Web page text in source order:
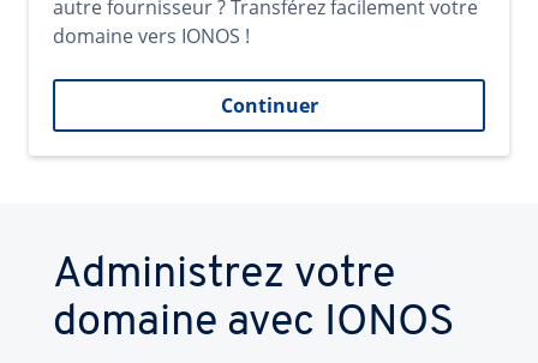
autre fournisseur ? Transférez facilement votre
domaine vers IONOS !
Continuer
Administrez votre
domaine avec IONOS